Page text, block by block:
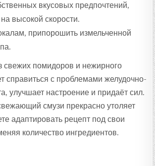
вкусовых предпочтений,
высокой скорости.
припорошить измельченной
свежих помидоров и нежирного
справиться с проблемами желудочно-
улучшает настроение и придаёт сил.
смузи прекрасно утоляет
адаптировать рецепт под свои
количество ингредиентов.